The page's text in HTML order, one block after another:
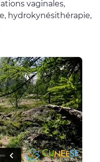
vaginales,
hydrokynésithérapie,